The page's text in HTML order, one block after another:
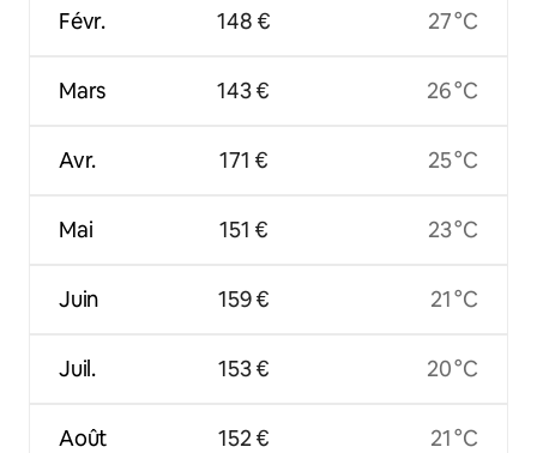
Févr.
Mars
Avr.
Mai
Juin
Juil.
Août
148 €
143 €
171 €
151 €
159 €
153 €
152 €
27 °C
26 °C
25 °C
23 °C
21 °C
20 °C
21 °C